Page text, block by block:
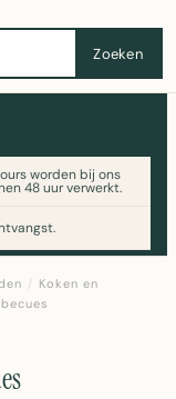
Zoeken
worden bij ons
48 uur verwerkt.
alle prijzen op
/ Koken en